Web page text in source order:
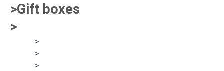
>Gift boxes
>
>
>
>